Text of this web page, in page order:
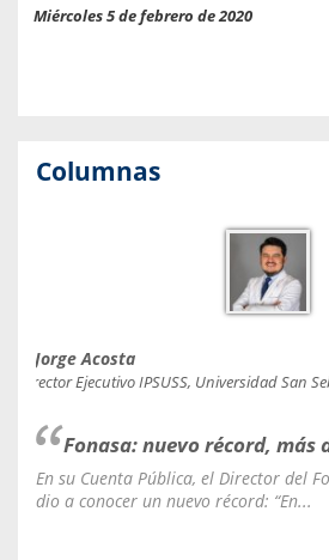
Miércoles 5 de febrero de 2020
Columnas
Jorge Acosta
Director Ejecutivo IPSUSS, Universidad San
Fonasa: nuevo récord, más
En su Cuenta Pública, el Director del
dio a conocer un nuevo récord: “En...